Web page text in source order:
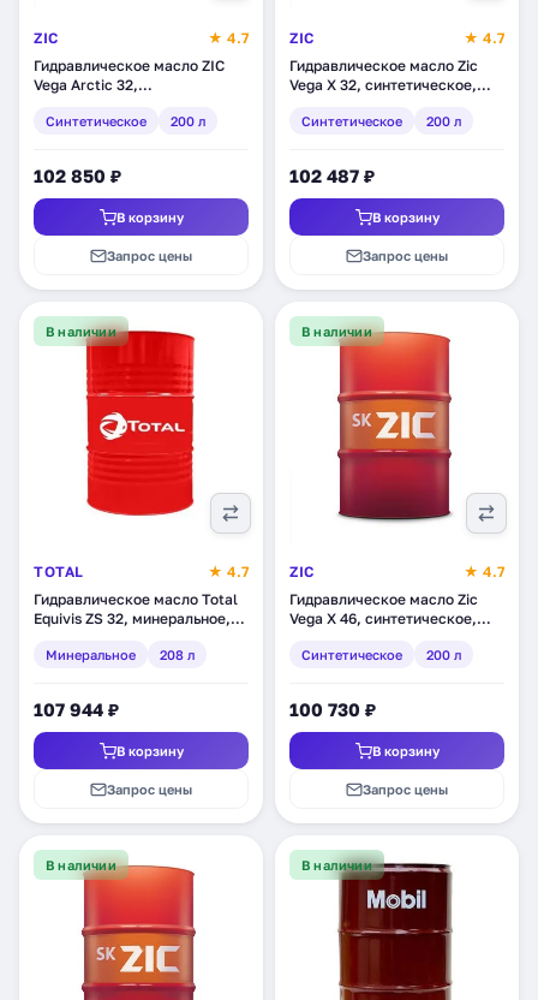
ZIC
★ 4.7
Гидравлическое масло ZIC
Vega Arctic 32,
(202645)
Синтетическое 200 л
102 850 ₽
В корзину
Запрос цены
ZIC
★ 4.7
Гидравлическое масло Zic
Vega X 32, синтетическое,
Синтетическое 200 л
102 487 ₽
В корзину
Запрос цены
В наличии
TOTAL
★ 4.7
Гидравлическое масло Total
Equivis ZS 32, минеральное,
Минеральное 208 л
107 944 ₽
В корзину
Запрос цены
В наличии
ZIC
★ 4.7
Гидравлическое масло Zic
Vega X 46, синтетическое,
Синтетическое 200 л
100 730 ₽
В корзину
Запрос цены
В наличии В наличии